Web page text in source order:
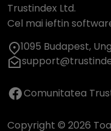
Trustindex Ltd.
Cel mai ieftin
1095 Budapest,
Comunitatea
Copyright © 2026